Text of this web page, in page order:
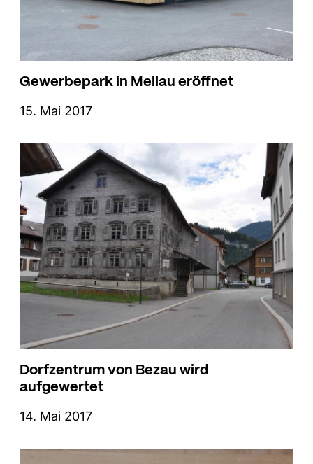
Gewerbepark in Mellau eröffnet
15. Mai 2017
Dorfzentrum von Bezau wird
aufgewertet
14. Mai 2017